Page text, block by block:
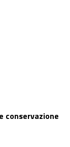
conservazione